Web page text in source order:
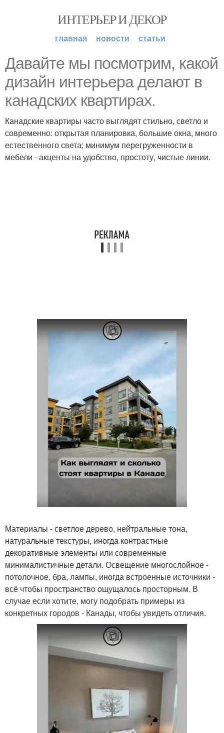
ИНТЕРЬЕР И ДЕКОР
главная новости статьи
Давайте мы посмотрим, какой
дизайн интерьера делают в
канадских квартирах.
Канадские квартиры часто выглядят стильно, светло и
современно: открытая планировка, большие окна, много
естественного света; минимум перегруженности в
мебели - акценты на удобство, простоту, чистые линии.
Материалы - светлое дерево, нейтральные тона,
натуральные текстуры, иногда контрастные
декоративные элементы или современные
минималистичные детали. Освещение многослойное -
потолочное, бра, лампы, иногда встроенные источники -
всё чтобы пространство ощущалось просторным. В
случае если хотите, могу подобрать примеры из
конкретных городов - Канады, чтобы увидеть отличия.